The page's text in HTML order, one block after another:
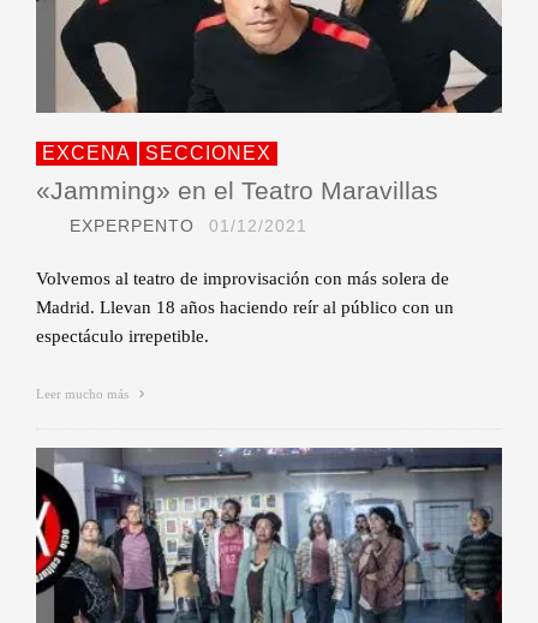
EXCENA SECCIONEX
«Jamming» en el Teatro Maravillas
EXPERPENTO 01/12/2021
Volvemos al teatro de improvisación con más solera de
Madrid. Llevan 18 años haciendo reír al público con un
espectáculo irrepetible.
Leer mucho más